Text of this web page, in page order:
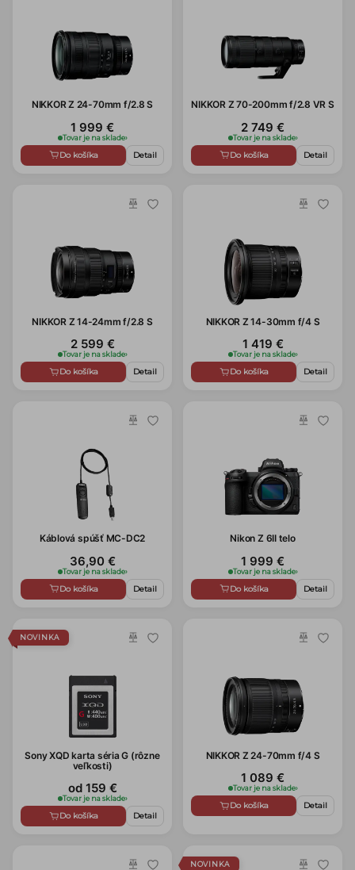
NIKKOR Z 24-70mm f/2.8 S
1 999 €
Tovar je na sklade›
Do košíka Detail
NIKKOR Z 70-200mm f/2.8 VR S
2 749 €
Tovar je na sklade›
Do košíka Detail
NIKKOR Z 14-24mm f/2.8 S
2 599 €
Tovar je na sklade›
Do košíka Detail
NIKKOR Z 14-30mm f/4 S
1 419 €
Tovar je na sklade›
Do košíka Detail
Káblová spúšť MC-DC2
36,90 €
Tovar je na sklade›
Do košíka Detail
Nikon Z 6II telo
1 999 €
Tovar je na sklade›
Do košíka Detail
NOVINKA
Sony XQD karta séria G (rôzne
veľkosti)
od 159 €
Tovar je na sklade›
Do košíka Detail
NIKKOR Z 24-70mm f/4 S
1 089 €
Tovar je na sklade›
Do košíka Detail
NOVINKA